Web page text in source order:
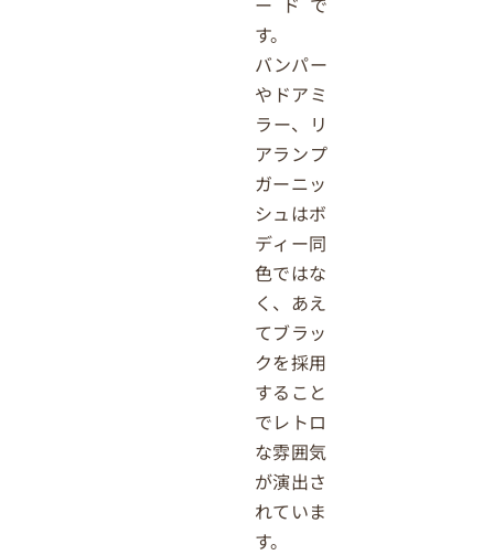
す。
バンパー
やドアミ
ラー、リ
アランプ
ガーニッ
シュはボ
ディー同
色ではな
く、あえ
てブラッ
クを採用
すること
でレトロ
な雰囲気
が演出さ
れていま
す。